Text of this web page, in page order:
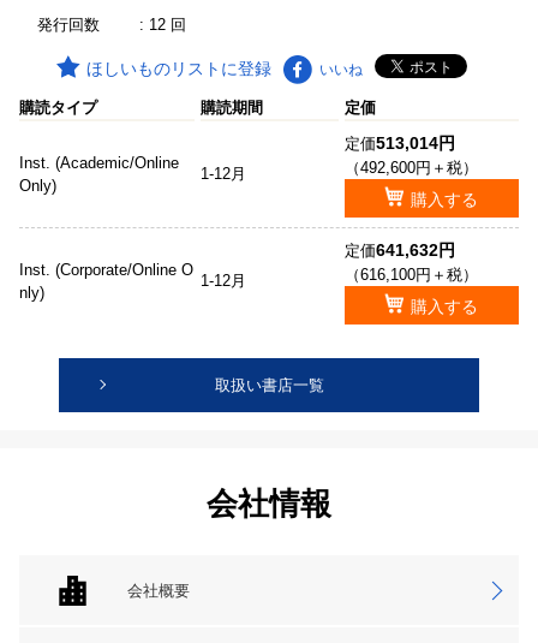
発行回数
: 12 回
ほしいものリストに登録 いいね
購読タイプ 購読期間 定価
Inst. (Academic/Online
Only)
1-12月
定価513,014円
（492,600円＋税）
購入する
Inst. (Corporate/Online O
nly)
1-12月
定価641,632円
（616,100円＋税）
購入する
取扱い書店一覧
会社情報
会社概要